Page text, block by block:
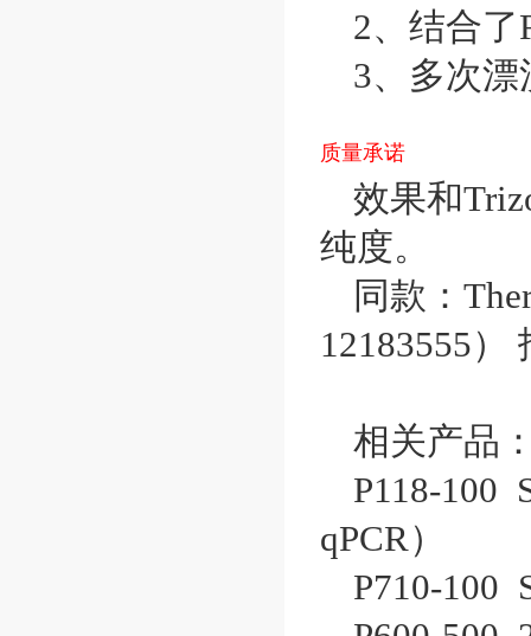
2、结合
3、多次
质量承诺
效果和
纯度。
同款：
12183555）
相关产品
P118-100
qPCR）
P710-100